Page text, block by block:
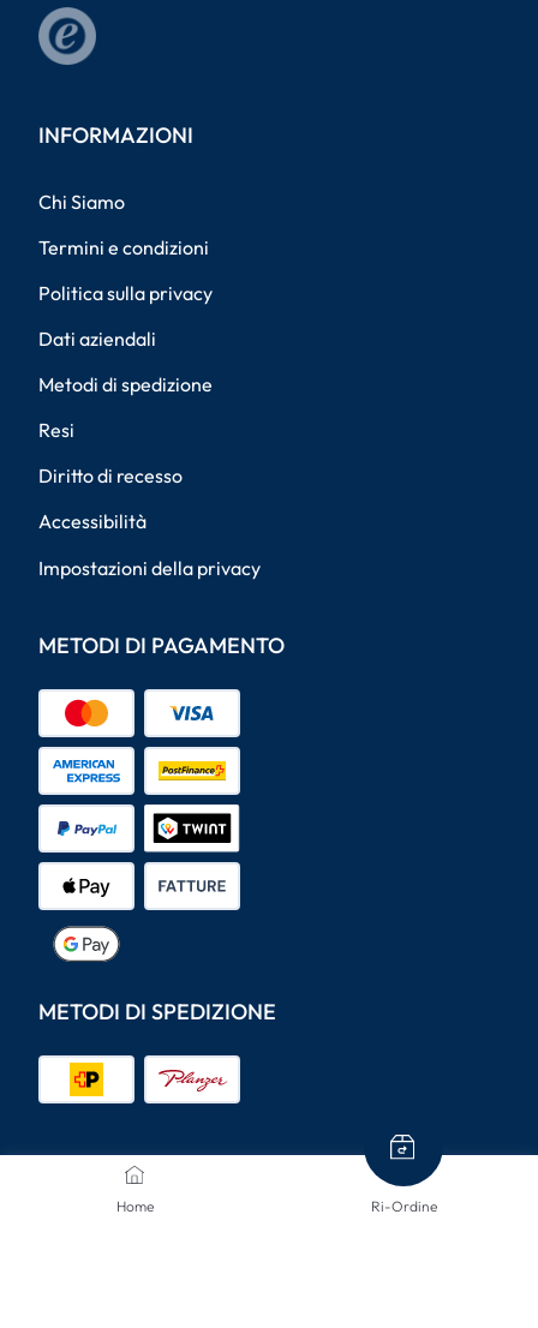
Home Ri-Ordine
INFORMAZIONI
Chi Siamo
Termini e condizioni
Politica sulla privacy
Dati aziendali
Metodi di spedizione
Resi
Diritto di recesso
Accessibilità
Impostazioni della privacy
METODI DI PAGAMENTO
METODI DI SPEDIZIONE
CONTATTACI